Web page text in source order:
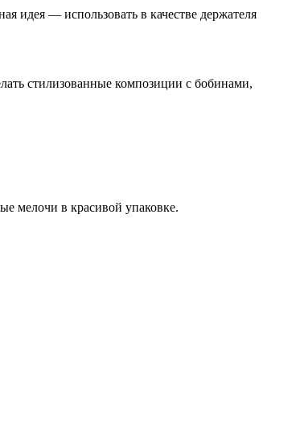
идея — использовать в качестве держателя
стилизованные композиции с бобинами,
мелочи в красивой упаковке.